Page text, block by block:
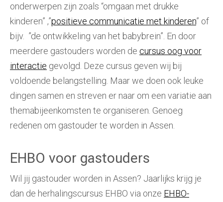
onderwerpen zijn zoals “omgaan met drukke
kinderen” ,”positieve communicatie met kinderen” of
bijv. ”de ontwikkeling van het babybrein”. En door
meerdere gastouders worden de cursus oog voor
interactie gevolgd. Deze cursus geven wij bij
voldoende belangstelling. Maar we doen ook leuke
dingen samen en streven er naar om een variatie aan
themabijeenkomsten te organiseren. Genoeg
redenen om gastouder te worden in Assen.
EHBO voor gastouders
Wil jij gastouder worden in Assen? Jaarlijks krijg je
dan de herhalingscursus EHBO via onze EHBO-